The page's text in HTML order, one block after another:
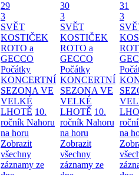
29
3
SVĚT
KOSTIČEK
ROTO a
GECCO
Počátky
KONCERTNÍ
SEZONA VE
VELKÉ
LHOTĚ 10.
ročník Nahoru
na horu
Zobrazit
všechny
záznamy ze
30
3
SVĚT
KOSTIČEK
ROTO a
GECCO
Počátky
KONCERTNÍ
SEZONA VE
VELKÉ
LHOTĚ 10.
ročník Nahoru
na horu
Zobrazit
všechny
záznamy ze
31
3
na